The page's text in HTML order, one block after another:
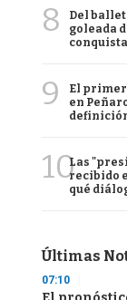
8
Del ballet
goleada
9
El primer
en
10Las
recibido
qué
Últimas
07:10